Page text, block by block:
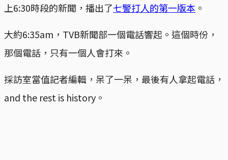
上6:30時段的新聞，播出了七警打人的第一版本 。
大約6:35am，TVB新聞部一個電話響起。這個時份，
那個電話，只有一個人會打來。
採訪室當值記者編輯，呆了一呆，最後有人拿起電話，
and the rest is history。